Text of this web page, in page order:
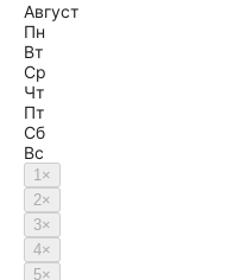
Август
Пн
Вт
Ср
Чт
Пт
Сб
Вс
1×
2×
3×
4×
5×